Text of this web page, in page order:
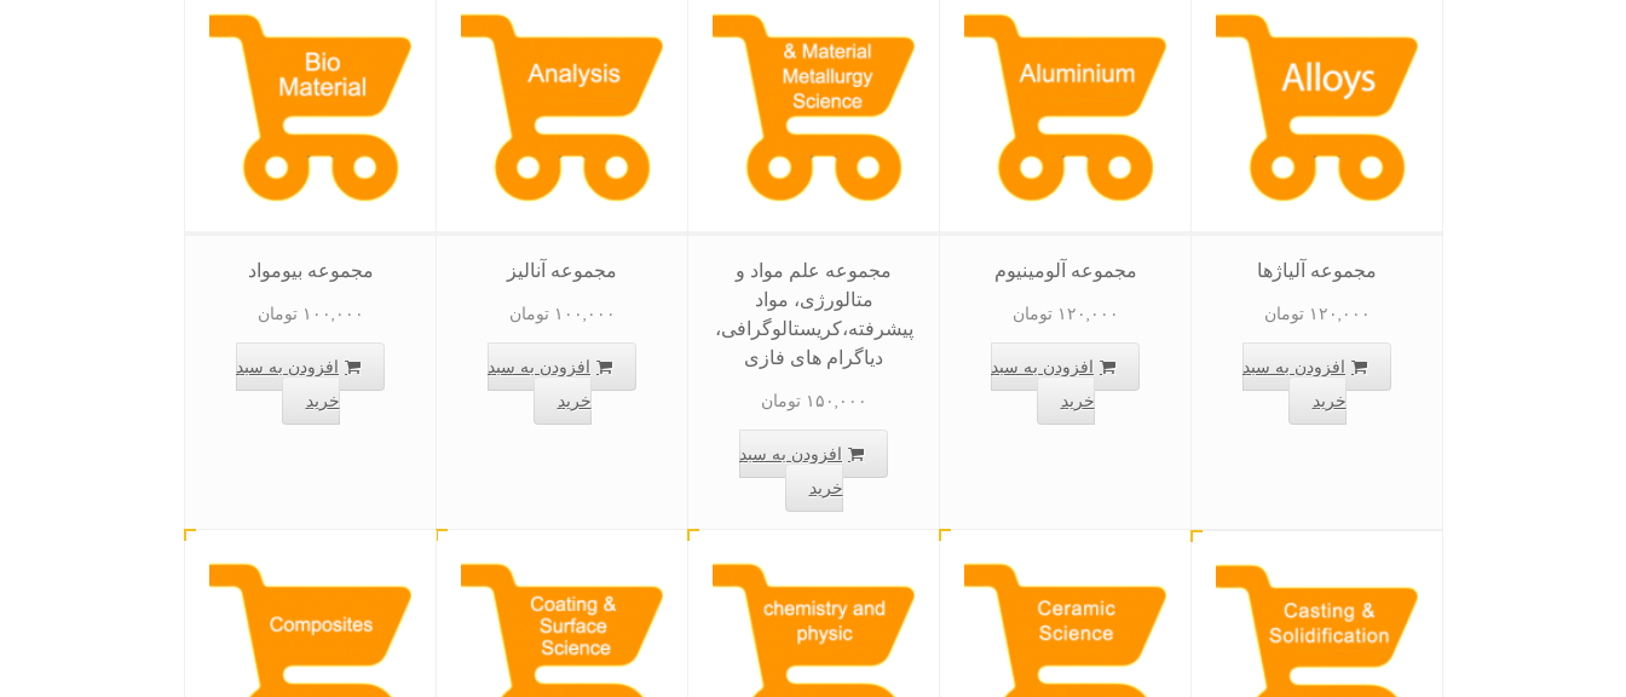
مجموعه آلیاژها
۱۲۰,۰۰۰ تومان
افزودن به سبد
خرید
مجموعه آلومینیوم
۱۲۰,۰۰۰ تومان
افزودن به سبد
خرید
مجموعه علم مواد و
متالورژی، مواد
پیشرفته،کریستالوگرافی،
دیاگرام های فازی
۱۵۰,۰۰۰ تومان
افزودن به سبد
خرید
مجموعه آنالیز
۱۰۰,۰۰۰ تومان
افزودن به سبد
خرید
مجموعه بیومواد
۱۰۰,۰۰۰ تومان
افزودن به سبد
خرید